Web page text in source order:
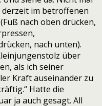
derzeit im betroffenen
nach oben drücken,
nach unten).
über
als ich seiner
Kraft auseinander zu
Hatte die
ja auch gesagt. All